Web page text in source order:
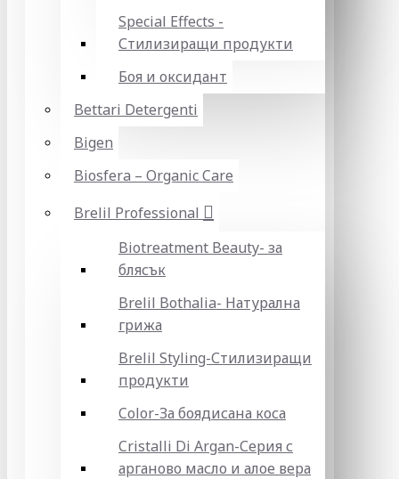
Special Effects -
Стилизиращи продукти
Боя и оксидант
Bettari Detergenti
Bigen
Biosfera – Organic Care
Brelil Professional
Biotreatment Beauty- за
блясък
Brelil Bothalia- Натурална
грижа
Brelil Styling-Стилизиращи
продукти
Color-За боядисана коса
Cristalli Di Argan-Серия с
арганово масло и алое вера